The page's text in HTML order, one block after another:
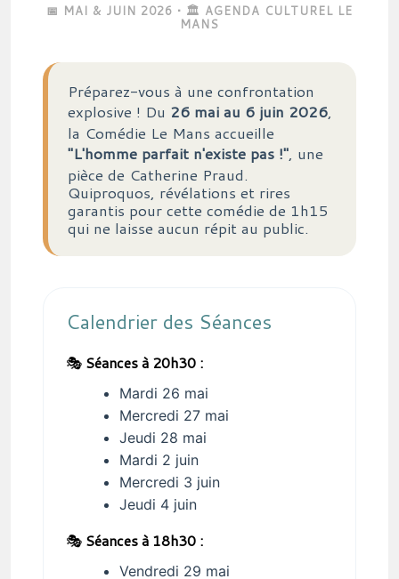
📅 MAI & JUIN 2026 • 🏛️ AGENDA CULTUREL LE
MANS
Préparez-vous à une confrontation
explosive ! Du 26 mai au 6 juin 2026,
la Comédie Le Mans accueille
"L'homme parfait n'existe pas !", une
pièce de Catherine Praud.
Quiproquos, révélations et rires
garantis pour cette comédie de 1h15
qui ne laisse aucun répit au public.
Calendrier des Séances
🎭 Séances à 20h30 :
Mardi 26 mai
Mercredi 27 mai
Jeudi 28 mai
Mardi 2 juin
Mercredi 3 juin
Jeudi 4 juin
🎭 Séances à 18h30 :
Vendredi 29 mai